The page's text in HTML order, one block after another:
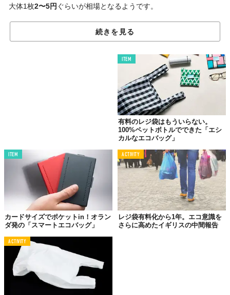
大体1枚2〜5円 ぐらいが相場となるようです。
国連の報告によると「一人当たりの使い捨てプラスチックごみ発
生量」で日本はアメリカに次いで世界2位
う驚きの結果が出ています。日本はプラごみ発生量を減らすため
の取り組みとして新素材の開発、廃棄量の抑制、リサイクルの促
レジ袋の有料化」は廃棄量の抑制策とし
て最も消費者に近い施策と言えるでしょう。この取り組みは世界
の多くの国ですでに始まっており、日本はあまり早い動き出しと
は言えません。旅行に行く際にも気をつけなければいけない国な
どが増えてきた今、世界の流れを把握しておきましょう。
2015年7月
ハワイでレジ袋配布が「全面禁止」
続きを見る
ITEM
有料のレジ袋はもういらない。
100%ペットボトルでできた「エシ
カルなエコバッグ」
ITEM
カードサイズでポケットin！オラン
ダ発の「スマートエコバッグ」
ACTIVITY
レジ袋有料化から1年。エコ意識を
さらに高めたイギリスの中間報告
ACTIVITY